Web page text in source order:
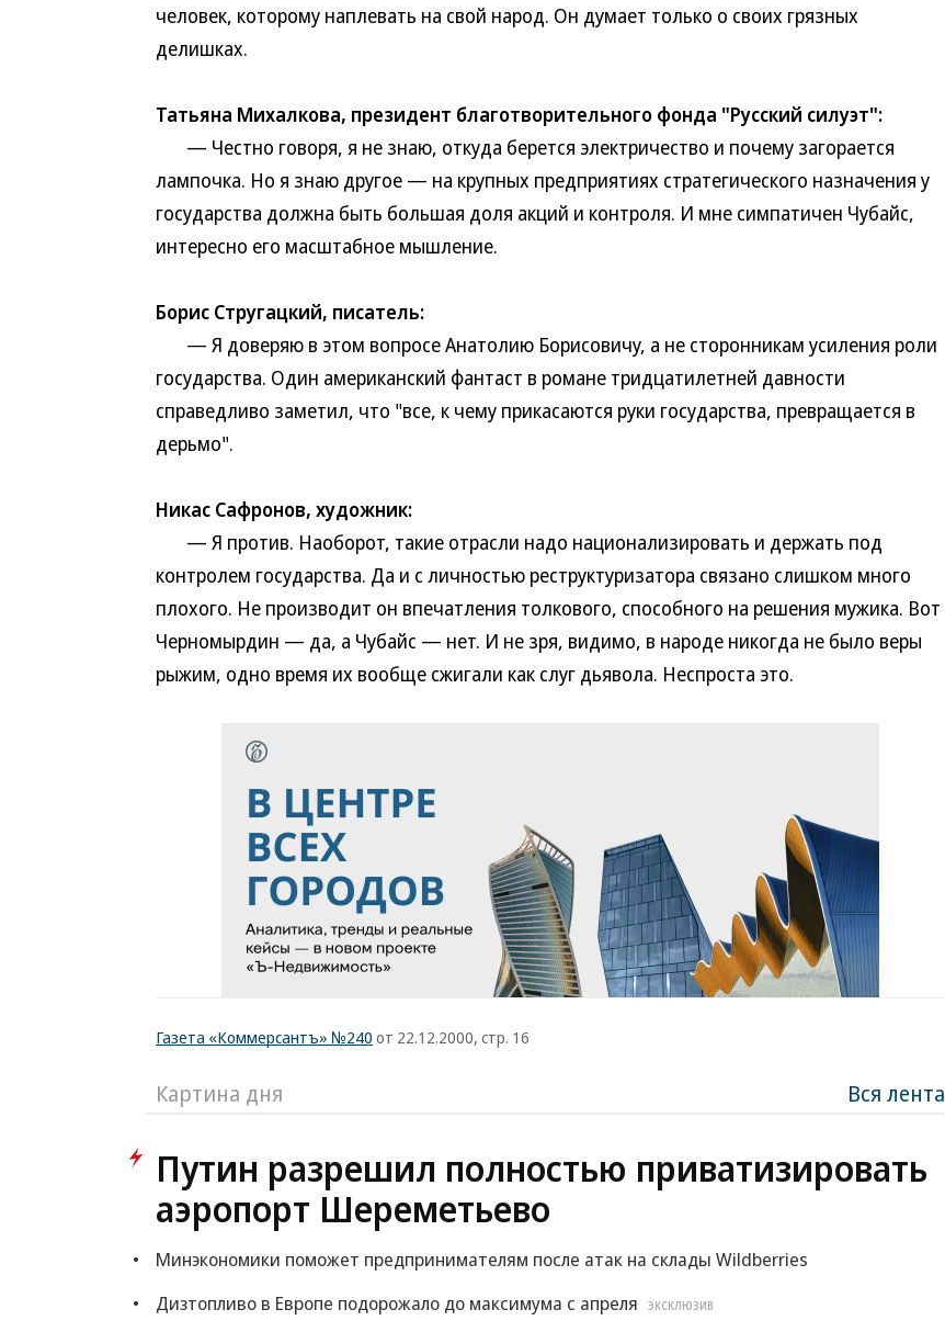
человек, которому наплевать на свой народ. Он думает только о своих грязных
делишках.
Татьяна Михалкова, президент благотворительного фонда "Русский силуэт":
— Честно говоря, я не знаю, откуда берется электричество и почему загорается
лампочка. Но я знаю другое — на крупных предприятиях стратегического назначения у
государства должна быть большая доля акций и контроля. И мне симпатичен Чубайс,
интересно его масштабное мышление.
Борис Стругацкий, писатель:
— Я доверяю в этом вопросе Анатолию Борисовичу, а не сторонникам усиления роли
государства. Один американский фантаст в романе тридцатилетней давности
справедливо заметил, что "все, к чему прикасаются руки государства, превращается в
дерьмо".
Никас Сафронов, художник:
— Я против. Наоборот, такие отрасли надо национализировать и держать под
контролем государства. Да и с личностью реструктуризатора связано слишком много
плохого. Не производит он впечатления толкового, способного на решения мужика. Вот
Черномырдин — да, а Чубайс — нет. И не зря, видимо, в народе никогда не было веры
рыжим, одно время их вообще сжигали как слуг дьявола. Неспроста это.
Газета «Коммерсантъ» №240 от 22.12.2000, стр. 16
Картина дня Вся лента
Путин разрешил полностью приватизировать
аэропорт Шереметьево
Минэкономики поможет предпринимателям после атак на склады Wildberries
Дизтопливо в Европе подорожало до максимума с апреля
ЭКСКЛЮЗИВ